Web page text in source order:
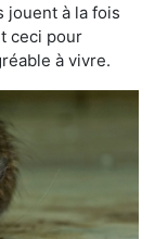
jouent à la fois
ceci pour
à vivre.